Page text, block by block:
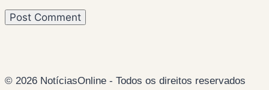
© 2026 NotíciasOnline - Todos os direitos reservados